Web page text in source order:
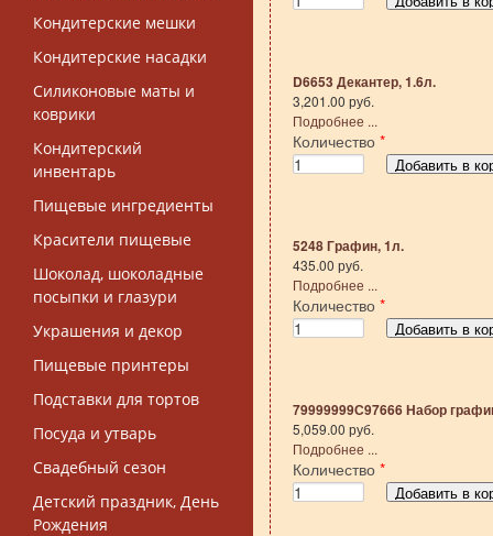
Кондитерские мешки
Кондитерские насадки
Силиконовые маты и
коврики
Кондитерский
инвентарь
Пищевые ингредиенты
Красители пищевые
Шоколад, шоколадные
посыпки и глазури
Украшения и декор
Пищевые принтеры
Подставки для тортов
Посуда и утварь
Свадебный сезон
Детский праздник, День
Рождения
D6653 Декантер, 1.6л.
3,201.00 руб.
Подробнее ...
Количество *
5248 Графин, 1л.
435.00 руб.
Подробнее ...
Количество *
79999999С97666 Набор
5,059.00 руб.
Подробнее ...
Количество *